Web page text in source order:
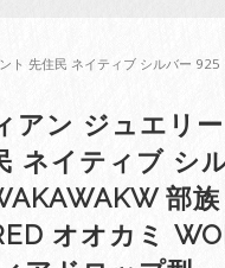
ト 先住民 ネイティブ シルバー 925
アン ジュエリ
ネイティブ シ
部族
オオカミ